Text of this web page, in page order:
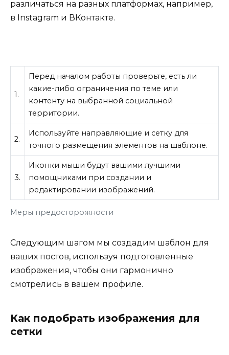
различаться на разных платформах, например,
в Instagram и ВКонтакте.
Меры предосторожности
1.
Перед началом работы проверьте, есть ли
какие-либо ограничения по теме или
контенту на выбранной социальной
территории.
2.
Используйте направляющие и сетку для
точного размещения элементов на шаблоне.
3.
Иконки мыши будут вашими лучшими
помощниками при создании и
редактировании изображений.
Следующим шагом мы создадим шаблон для
ваших постов, используя подготовленные
изображения, чтобы они гармонично
смотрелись в вашем профиле.
Как подобрать изображения для
сетки